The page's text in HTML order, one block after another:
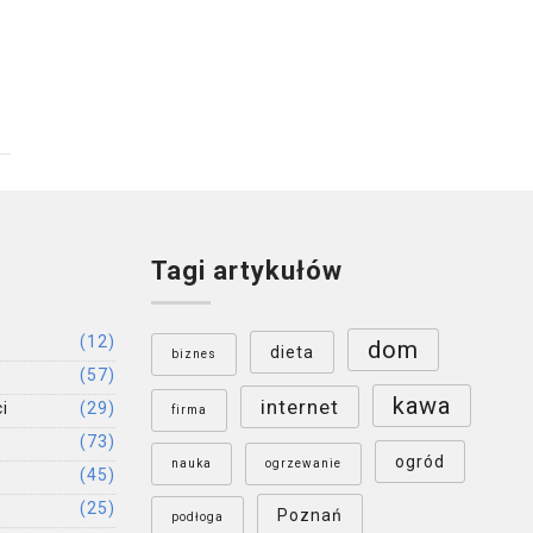
(12)
(57)
(29)
(73)
(45)
(25)
Tagi artykułów
biznes dieta dom
firma internet kawa
nauka ogrzewanie ogród
podłoga Poznań